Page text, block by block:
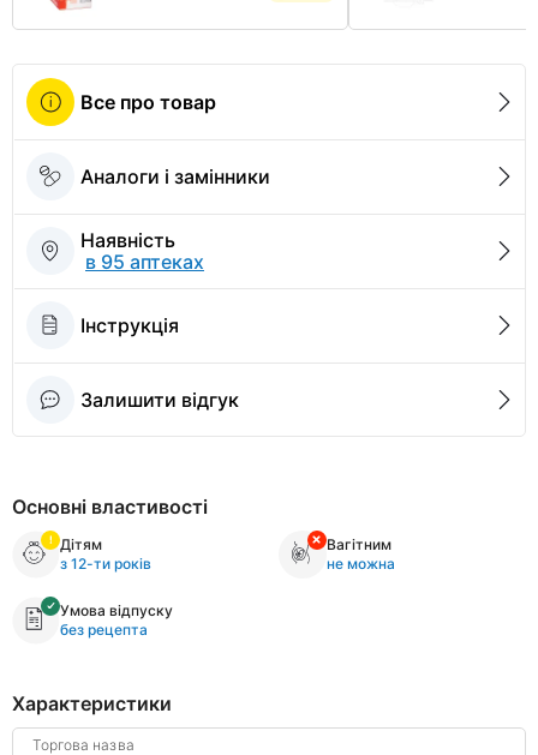
Все про товар
Аналоги і замінники
Наявність
в 95 аптеках
Інструкція
Залишити відгук
Основні властивості
Дітям
з 12-ти років
Вагітним
не можна
Умова відпуску
без рецепта
Характеристики
Торгова назва